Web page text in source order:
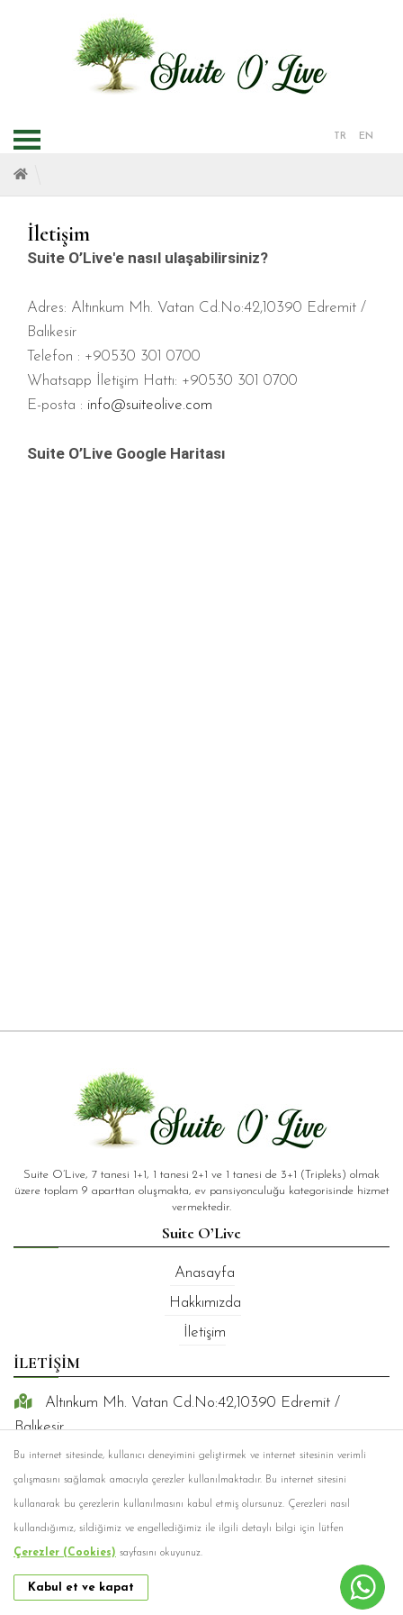
TR EN
İletişim
Suite O’Live'e nasıl ulaşabilirsiniz?
Adres: Altınkum Mh. Vatan Cd.No:42,10390 Edremit /
Balıkesir
Telefon : +90530 301 0700
Whatsapp İletişim Hattı: +90530 301 0700
E-posta : info@suiteolive.com
Suite O’Live Google Haritası
Suite O’Live, 7 tanesi 1+1, 1 tanesi 2+1 ve 1 tanesi de 3+1 (Tripleks) olmak
üzere toplam 9 aparttan oluşmakta, ev pansiyonculuğu kategorisinde hizmet
vermektedir.
Suite O’Live
Anasayfa
Hakkımızda
İletişim
İLETİŞİM
Altınkum Mh. Vatan Cd.No:42,10390 Edremit /
Balıkesir
+90530 301 0700
info@suiteolive.com
Bu internet sitesinde, kullanıcı deneyimini geliştirmek ve internet sitesinin verimli
çalışmasını sağlamak amacıyla çerezler kullanılmaktadır. Bu internet sitesini
kullanarak bu çerezlerin kullanılmasını kabul etmiş olursunuz. Çerezleri nasıl
kullandığımız, sildiğimiz ve engellediğimiz ile ilgili detaylı bilgi için lütfen
Çerezler (Cookies) sayfasını okuyunuz.
Kabul et ve kapat